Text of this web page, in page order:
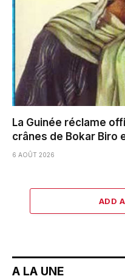
La Guinée réclame
crânes de Bokar Biro
6 AOÛT 2026
ADD
A LA UNE